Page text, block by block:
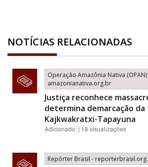
NOTÍCIAS RELACIONADAS
Operação Amazônia Nativa (OPAN)
amazonianativa.org.br
Justiça reconhece
determina demarcação
Kajkwakratxi-Tapayuna
Adicionado: | 18 visualizações
Repórter Brasil -